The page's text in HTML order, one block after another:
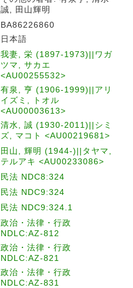
誠, 田山輝明
BA86226860
日本語
我妻, 栄 (1897-1973)||ワガ
ツマ, サカエ
<AU00255532>
有泉, 亨 (1906-1999)||アリ
イズミ, トオル
<AU00003613>
清水, 誠 (1930-2011)||シミ
ズ, マコト <AU00219681>
田山, 輝明 (1944-)||タヤマ,
テルアキ <AU00233086>
民法 NDC8:324
民法 NDC9:324
民法 NDC9:324.1
政治・法律・行政
NDLC:AZ-812
政治・法律・行政
NDLC:AZ-821
政治・法律・行政
NDLC:AZ-831